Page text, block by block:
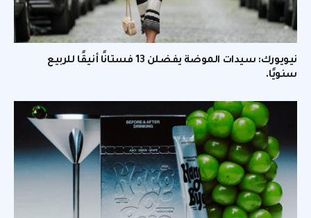
نيويورك: سيدات الموضة يفضلن 13 فستانًا أنيقًا للربيع
سنويًا.